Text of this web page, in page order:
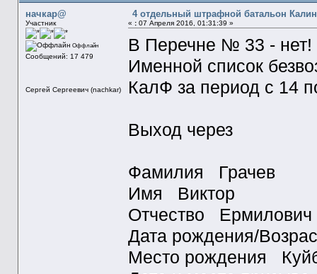
начкар@
Участник
Оффлайн
Сообщений: 17 479
Сергей Сергеевич (nachkar)
4 отдельный штрафной батальон
« :07 Апреля 2016, 01:31:39 »
В Перечне № 33 - нет!
Именной список
КалФ за период с 14
Выход через
Фамилия Грачев
Имя Виктор
Отчество Ермилович
Дата рождения/
Место рождения